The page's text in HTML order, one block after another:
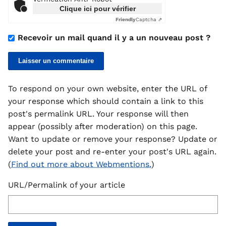
Clique ici pour vérifier
FriendlyCaptcha ⇗
Recevoir un mail quand il y a un nouveau post ?
To respond on your own website, enter the URL of
your response which should contain a link to this
post's permalink URL. Your response will then
appear (possibly after moderation) on this page.
Want to update or remove your response? Update or
delete your post and re-enter your post's URL again.
(Find out more about Webmentions.)
URL/Permalink of your article